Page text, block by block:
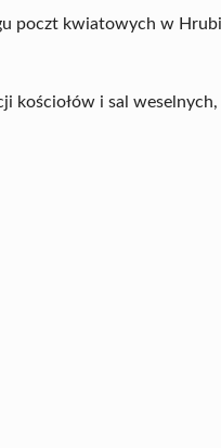
poczt kwiatowych w
kościołów i sal